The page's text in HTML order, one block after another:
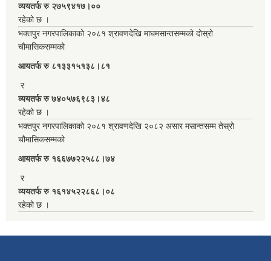
व्ययतर्फ रु २७५९४१७।००
रहेको छ ।
भक्तपुर नगरपालिकाको २०८१ श्रावणदेखि माघमसान्तसम्मको दोस्रो
चौमासिकसम्मको
आयतर्फ रु‌ ८१३३१५१३८।८१
र
व्ययतर्फ रु ७४०५७६९८३।४८
रहेको छ ।
भक्तपुर नगरपालिकाको २०८१ श्रावणदेखि २०८२ असार मसान्तसम्म तेस्रो
चौमासिकसम्मको
आयतर्फ रु‌ १६६७७२२५८८।७४
र
व्ययतर्फ रु १६१४५२२८६८।०८
रहेको छ ।